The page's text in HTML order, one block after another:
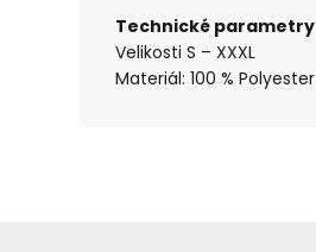
Technické parametry
Velikosti S – XXXL
Materiál: 100 % Polyester